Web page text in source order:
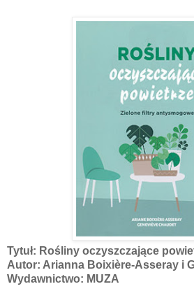
Tytuł: Rośliny oczyszczające
Autor: Arianna Boixière-Asseray i
Wydawnictwo: MUZA